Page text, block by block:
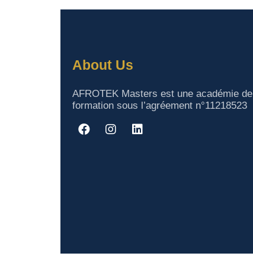
About Us
AFROTEK Masters est une académie de
formation sous l’agréement n°11218523